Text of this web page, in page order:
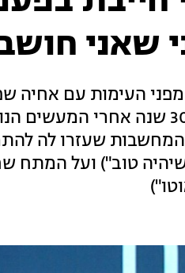
שאני
העימות עם אחיה
והחליטה להתעמת איתו 30 שנה
שעזרו לה
טוב") ועל המתח